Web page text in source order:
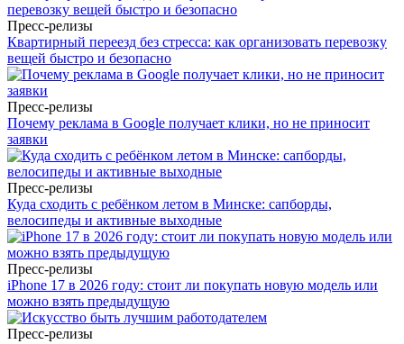
Пресс-релизы
Квартирный переезд без стресса: как организовать перевозку
вещей быстро и безопасно
Пресс-релизы
Почему реклама в Google получает клики, но не приносит
заявки
Пресс-релизы
Куда сходить с ребёнком летом в Минске: сапборды,
велосипеды и активные выходные
Пресс-релизы
iPhone 17 в 2026 году: стоит ли покупать новую модель или
можно взять предыдущую
Пресс-релизы